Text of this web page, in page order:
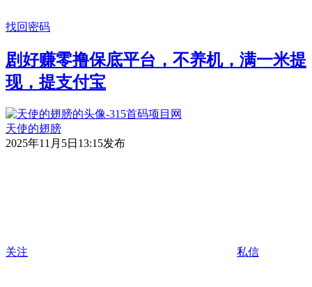
找回密码
剧好赚零撸保底平台，不养机，满一米提
现，提支付宝
天使的翅膀
2025年11月5日13:15发布
关注 私信